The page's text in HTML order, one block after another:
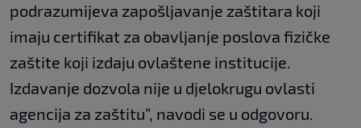
podrazumijeva zapošljavanje zaštitara koji
imaju certifikat za obavljanje poslova fizičke
zaštite koji izdaju ovlaštene institucije.
Izdavanje dozvola nije u djelokrugu ovlasti
agencija za zaštitu”, navodi se u odgovoru.